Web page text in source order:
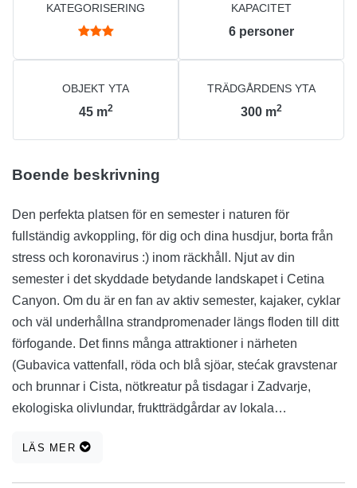
KATEGORISERING KAPACITET
6 personer
OBJEKT YTA
45 m2
TRÄDGÅRDENS YTA
300 m2
Boende beskrivning
Den perfekta platsen för en semester i naturen för
fullständig avkoppling, för dig och dina husdjur, borta från
stress och koronavirus :) inom räckhåll. Njut av din
semester i det skyddade betydande landskapet i Cetina
Canyon. Om du är en fan av aktiv semester, kajaker, cyklar
och väl underhållna strandpromenader längs floden till ditt
förfogande. Det finns många attraktioner i närheten
(Gubavica vattenfall, röda och blå sjöar, stećak gravstenar
och brunnar i Cista, nötkreatur på tisdagar i Zadvarje,
ekologiska olivlundar, fruktträdgårdar av lokala
zoo, Vlake arkeologiska zon , grotta Stor ugn ...) och
LÄS MER